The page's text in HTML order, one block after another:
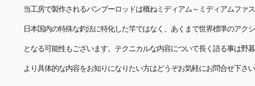
当工房で製作されるバンブーロッドは概ねミディアム～ミディアムファ
日本国内の特殊な釣法に特化した竿ではなく、あくまで世界標準のアク
となる可能性もございます。テクニカルな内容について長く語る事は野
より具体的な内容をお知りになりたい方はどうぞお気軽にお問合せ下さい